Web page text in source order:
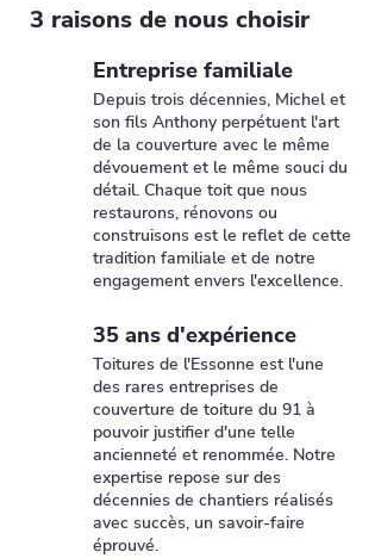
3 raisons de nous choisir
Entreprise familiale
Depuis trois décennies, Michel et
son fils Anthony perpétuent l'art
de la couverture avec le même
dévouement et le même souci du
détail. Chaque toit que nous
restaurons, rénovons ou
construisons est le reflet de cette
tradition familiale et de notre
engagement envers l'excellence.
35 ans d'expérience
Toitures de l'Essonne est l'une
des rares entreprises de
couverture de toiture du 91 à
pouvoir justifier d'une telle
ancienneté et renommée. Notre
expertise repose sur des
décennies de chantiers réalisés
avec succès, un savoir-faire
éprouvé.